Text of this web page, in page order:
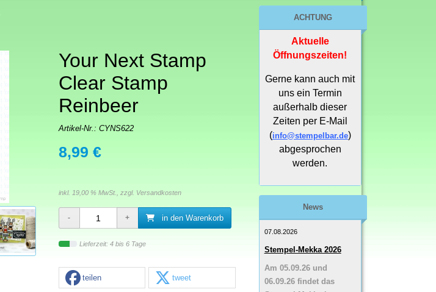
Your Next Stamp
Clear Stamp
Reinbeer
Artikel-Nr.: CYNS622
8,99 €
inkl. 19,00 % MwSt., zzgl. Versandkosten
in den Warenkorb
Lieferzeit: 4 bis 6 Tage
teilen tweet
ACHTUNG
Aktuelle
Öffnungszeiten!
Gerne kann auch mit
uns ein Termin
außerhalb dieser
Zeiten per E-Mail
(info@stempelbar.de)
abgesprochen
werden.
News
07.08.2026
Stempel-Mekka 2026
Am 05.09.26 und
06.09.26 findet das